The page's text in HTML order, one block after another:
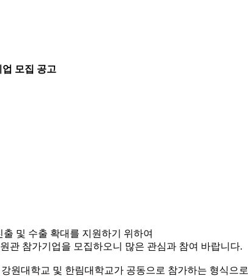
업 모집 공고
및 수출 확대를 지원하기 위하여
관 참가기업을 모집하오니 많은 관심과 참여 바랍니다.
원대학교 및 한림대학교가 공동으로 참가하는 형식으로